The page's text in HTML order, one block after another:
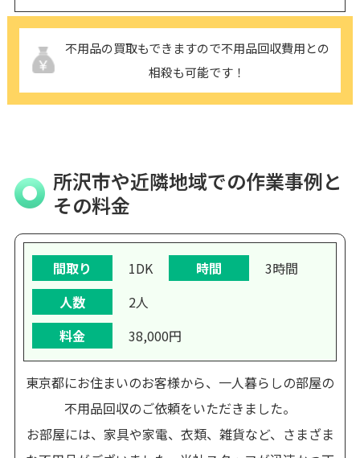
不用品の買取もできますので不用品回収費用との
相殺も可能です！
所沢市や近隣地域での作業事例と
その料金
間取り 1DK 時間
3時間
人数
2人
料金
38,000円
東京都にお住まいのお客様から、一人暮らしの部屋の
不用品回収のご依頼をいただきました。
お部屋には、家具や家電、衣類、雑貨など、さまざま